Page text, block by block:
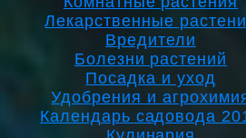
Лекарственные
Вредители
Болезни растений
Посадка и уход
Удобрения и
Календарь садовода